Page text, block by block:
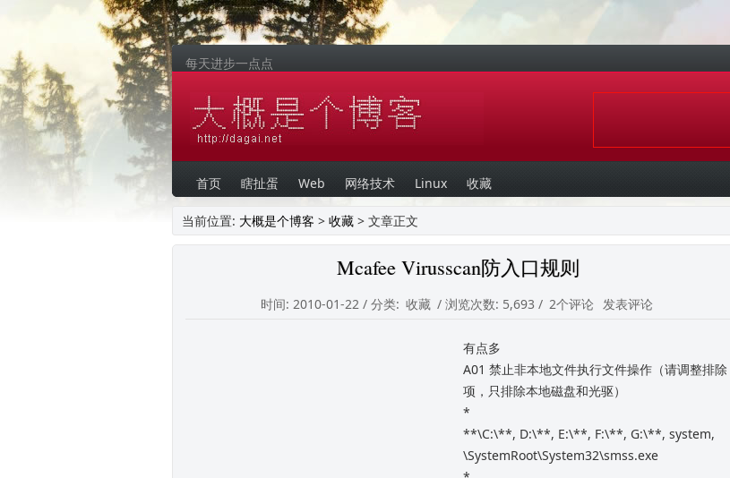
每天进步一点点
首页 瞎扯蛋 Web 网络技术 Linux 收藏
当前位置: 大概是个博客 > 收藏 > 文章正文
Mcafee Virusscan防入口规则
时间: 2010-01-22 / 分类: 收藏 / 浏览次数: 5,693 / 2个评论 发表评论
有点多
A01 禁止非本地文件执行文件操作（请调整排除
项，只排除本地磁盘和光驱）
*
**\C:\**, D:\**, E:\**, F:\**, G:\**, system,
\SystemRoot\System32\smss.exe